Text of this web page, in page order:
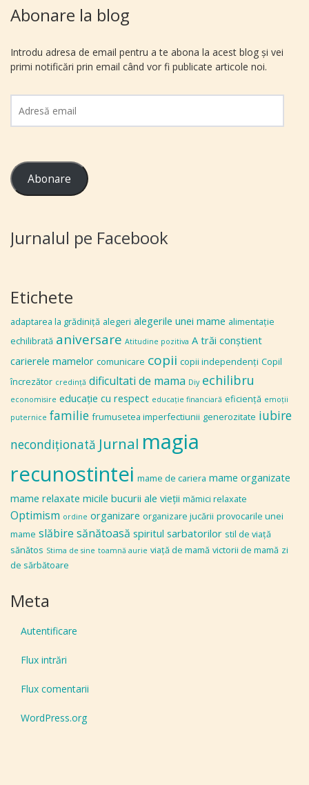
Abonare la blog
Introdu adresa de email pentru a te abona la acest blog și vei
primi notificări prin email când vor fi publicate articole noi.
email
Abonare
Jurnalul pe Facebook
Etichete
adaptarea la grădiniţă alegeri alegerile unei mame alimentaţie
echilibrată aniversare Atitudine pozitiva A trăi conștient
carierele mamelor comunicare copii copii independenţi Copil
încrezător credinţă dificultati de mama Diy echilibru
economisire educaţie cu respect educaţie financiară eficiență emoţii
puternice familie frumusetea imperfectiunii generozitate iubire
necondiţionată Jurnal magia
recunostintei mame de cariera mame organizate
mame relaxate micile bucurii ale vieţii mămici relaxate
Optimism ordine organizare organizare jucării provocarile unei
mame slăbire sănătoasă spiritul sarbatorilor stil de viaţă
sănătos Stima de sine toamnă aurie viaţă de mamă victorii de mamă zi
de sărbătoare
Meta
Autentificare
Flux intrări
Flux comentarii
WordPress.org